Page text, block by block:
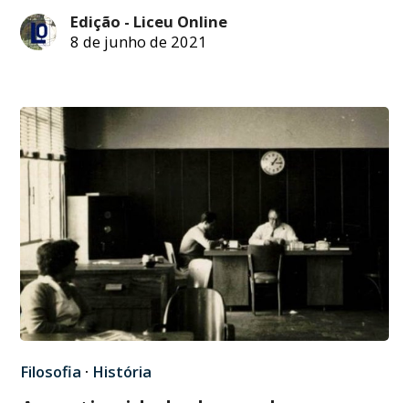
Edição - Liceu Online
8 de junho de 2021
Filosofia · História